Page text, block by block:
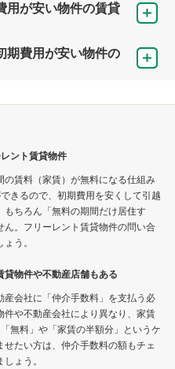
用が安い物件の賃貸
期費用が安い物件の
ント賃貸物件
の賃料（家賃）が無料になる仕組み
きるので、初期費用を安くして引越
もちろん「無料の期間だけ居住す
。フリーレント賃貸物件の問い合
う。
貸物件や不動産店舗もある
会社に「仲介手数料」を支払う必
や不動産会社により異なり、家賃
無料」や「家賃の半額分」というケ
たい方は、仲介手数料の額もチェ
ょう。